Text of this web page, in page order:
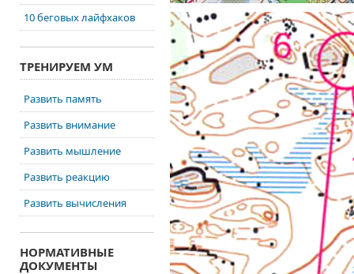
10 беговых лайфхаков
ТРЕНИРУЕМ УМ
Развить память
Развить внимание
Развить мышление
Развить реакцию
Развить вычисления
НОРМАТИВНЫЕ
ДОКУМЕНТЫ